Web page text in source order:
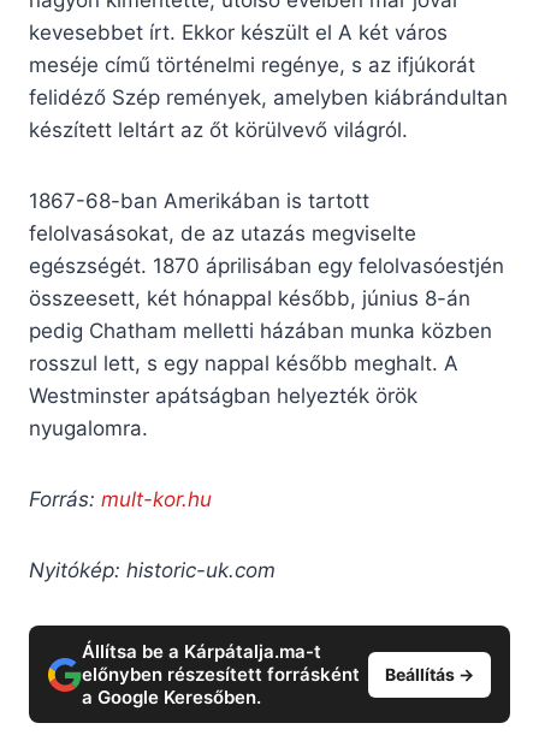
kevesebbet írt. Ekkor készült el A két város
meséje című történelmi regénye, s az ifjúkorát
felidéző Szép remények, amelyben kiábrándultan
készített leltárt az őt körülvevő világról.
1867-68-ban Amerikában is tartott
felolvasásokat, de az utazás megviselte
egészségét. 1870 áprilisában egy felolvasóestjén
összeesett, két hónappal később, június 8-án
pedig Chatham melletti házában munka közben
rosszul lett, s egy nappal később meghalt. A
Westminster apátságban helyezték örök
nyugalomra.
Forrás: mult-kor.hu
Nyitókép: historic-uk.com
Állítsa be a Kárpátalja.ma-t
előnyben részesített forrásként
a Google Keresőben.
Beállítás →